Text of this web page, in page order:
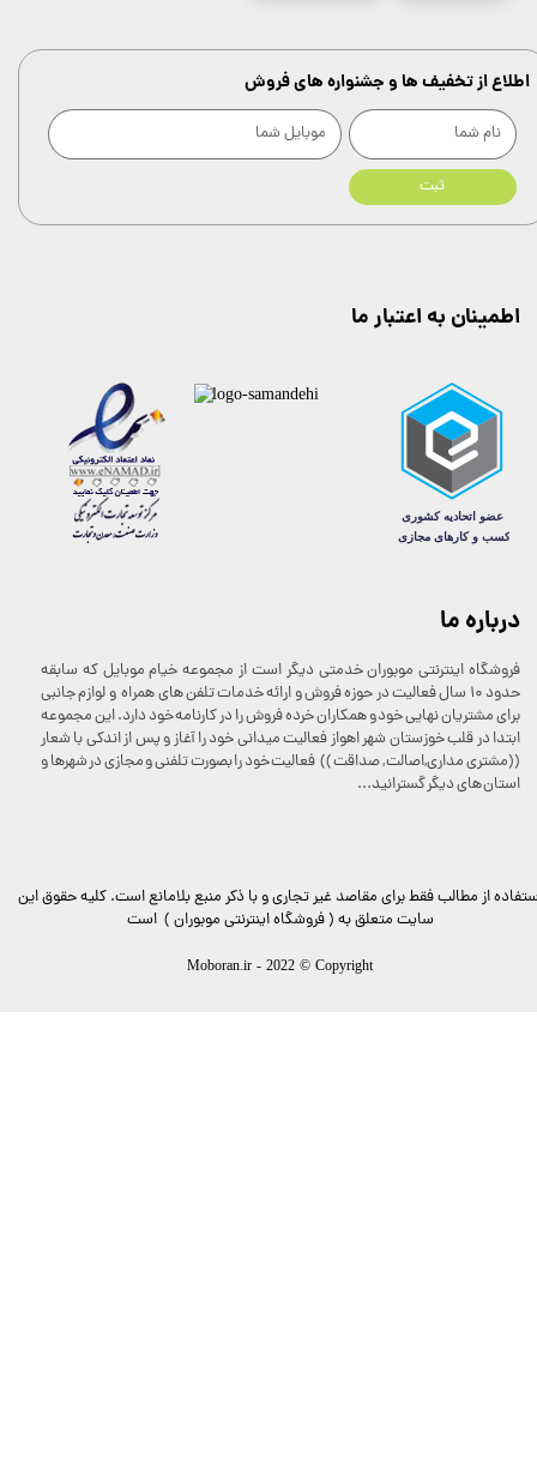
درباره ما
فروشگاه اینترنتی موبوران خدمتی دیگر است از مجموعه خیام موبایل که سابقه
حدود 10 سال فعالیت در حوزه فروش و ارائه خدمات تلفن های همراه و لوازم جانبی
برای مشتریان نهایی خود و همکاران خرده فروش را در کارنامه خود دارد. این مجموعه
ابتدا در قلب خوزستان شهر اهواز فعالیت میدانی خود را آغاز و پس از اندکی با شعار
((مشتری مداری,اصالت , صداقت )) فعالیت خود را بصورت تلفنی و مجازی در شهرها و
استان های دیگر گسترانید...
ثبت
اطلاع از تخفیف ها و جشنواره های فروش
اطمینان به اعتبار ما
از مطالب فقط برای مقاصد غیر تجاری و با ذکر منبع بلامانع است. کليه حقوق اين
سايت متعلق به ( فروشگاه اینترنتی موبوران ) است
Moboran.ir - 2022 © Copyright